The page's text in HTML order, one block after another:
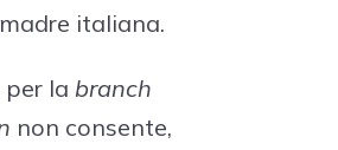
italiana.
per la branch
non consente,